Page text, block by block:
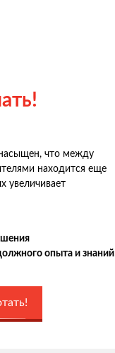
что между
находится еще
увеличивает
опыта и знаний